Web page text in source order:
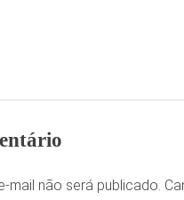
mail não será publicado.